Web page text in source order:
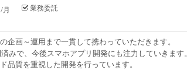
/月 業務委託
企画～運用まで一貫して携わっていただきます。
みで、今後スマホアプリ開発にも注力していきます。
品質を重視した開発を行っています。